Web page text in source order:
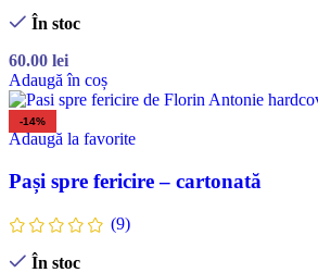
În stoc
60.00 lei
Adaugă în coș
-14%
Adaugă la favorite
Pași spre fericire – cartonată
(9)
În stoc